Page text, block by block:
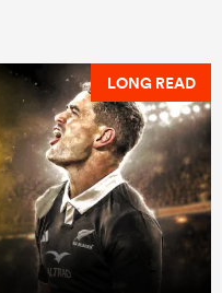
LONG READ